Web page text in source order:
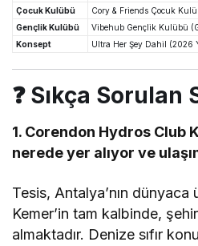
Çocuk Kulübü
Cory & Friends Çocuk
Gençlik Kulübü
Vibehub Gençlik Kulübü
Konsept
Ultra Her Şey Dahil (2026
❓ Sıkça Sorulan
1. Corendon Hydros Club
nerede yer alıyor ve
Tesis, Antalya’nın
Kemer’in tam kalbinde,
almaktadır. Denize sıfır